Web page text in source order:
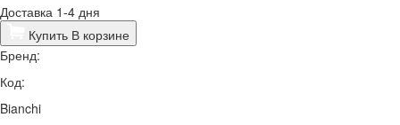
Доставка 1-4 дня
Купить В корзине
Бренд:
Код:
Bianchi